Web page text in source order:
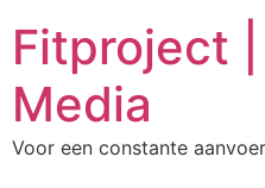
Fitproject
Media
Voor een constante